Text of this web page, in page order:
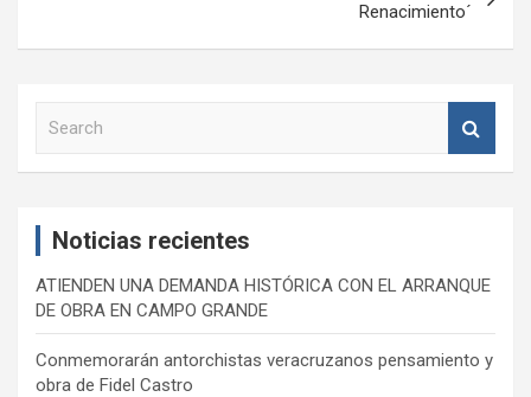
Renacimiento´
Noticias recientes
ATIENDEN UNA DEMANDA HISTÓRICA CON EL ARRANQUE
DE OBRA EN CAMPO GRANDE
Conmemorarán antorchistas veracruzanos pensamiento y
obra de Fidel Castro